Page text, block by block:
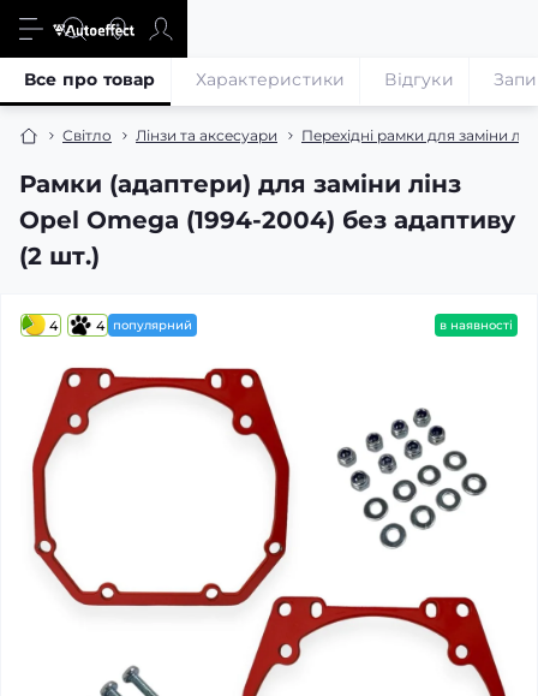
Світло Лінзи та аксесуари Перехідні рамки для заміни
Рамки (адаптери) для заміни лінз
Opel Omega (1994-2004) без адаптиву
(2 шт.)
Все про товар Характеристики Відгуки
4 4 популярний в наявності